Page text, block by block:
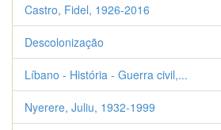
Castro, Fidel, 1926-2016
Descolonização
Líbano - História - Guerra civil,...
Nyerere, Juliu, 1932-1999